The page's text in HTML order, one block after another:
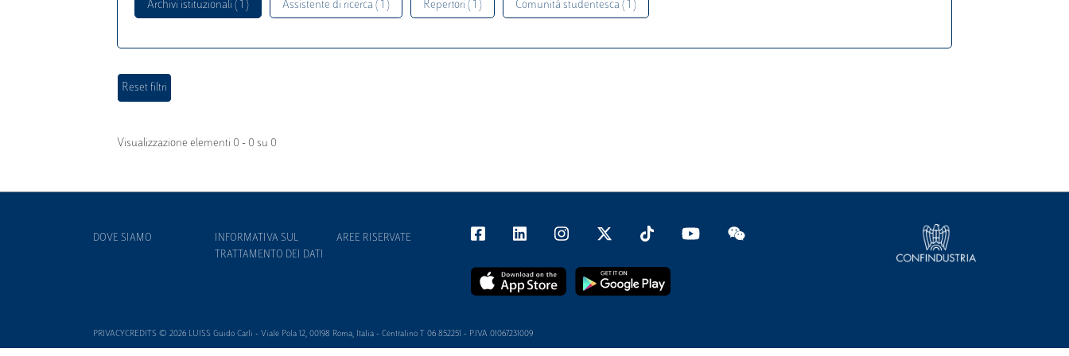
Archivi istituzionali ( 1 ) Assistente di ricerca ( 1 ) Repertori ( 1 ) Comunità studentesca ( 1 )
Visualizzazione elementi 0 - 0 su 0
DOVE SIAMO
INFORMATIVA SUL
TRATTAMENTO DEI DATI
AREE RISERVATE
PRIVACYCREDITS © 2026 LUISS Guido Carli - Viale Pola 12, 00198 Roma, Italia - Centralino T 06 852251 - P.IVA 01067231009